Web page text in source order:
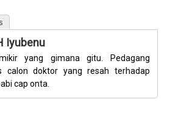
Iyubenu
yang gimana gitu. Pedagang
calon doktor yang resah terhadap
cap onta.